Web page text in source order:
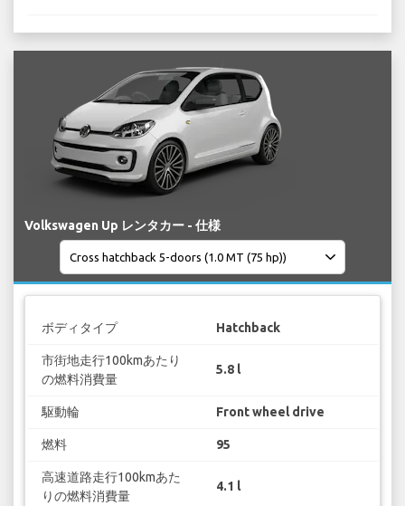
Volkswagen Up レンタカー - 仕様
ボディタイプ Hatchback
市街地走行100kmあたり
の燃料消費量
5.8 l
駆動輪 Front wheel drive
燃料 95
高速道路走行100kmあた
りの燃料消費量
4.1 l